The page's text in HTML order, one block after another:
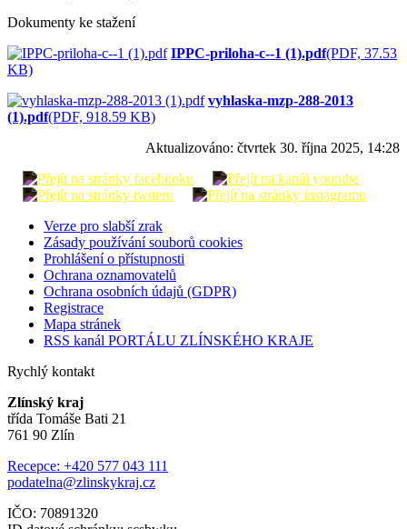
Dokumenty ke stažení
IPPC-priloha-c--1 (1).pdf(PDF, 37.53
KB)
vyhlaska-mzp-288-2013
(1).pdf(PDF, 918.59 KB)
Aktualizováno: čtvrtek 30. října 2025, 14:28
Verze pro slabší zrak
Zásady používání souborů cookies
Prohlášení o přístupnosti
Ochrana oznamovatelů
Ochrana osobních údajů (GDPR)
Registrace
Mapa stránek
RSS kanál PORTÁLU ZLÍNSKÉHO KRAJE
Rychlý kontakt
Zlínský kraj
třída Tomáše Bati 21
761 90 Zlín
Recepce: +420 577 043 111
podatelna@zlinskykraj.cz
IČO: 70891320